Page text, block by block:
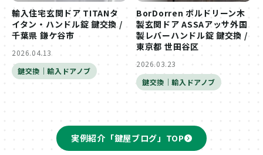
輸入住宅玄関ドア TITANタ
イタン・ハンドル錠 鍵交換 /
千葉県 鎌ケ谷市
2026.04.13
鍵交換｜輸入ドアノブ
BorDorren ボルドリーン木
製玄関ドア ASSAアッサ外国
製レバーハンドル錠 鍵交換 /
東京都 世田谷区
2026.03.23
鍵交換｜輸入ドアノブ
実例紹介「鍵屋ブログ」TOP